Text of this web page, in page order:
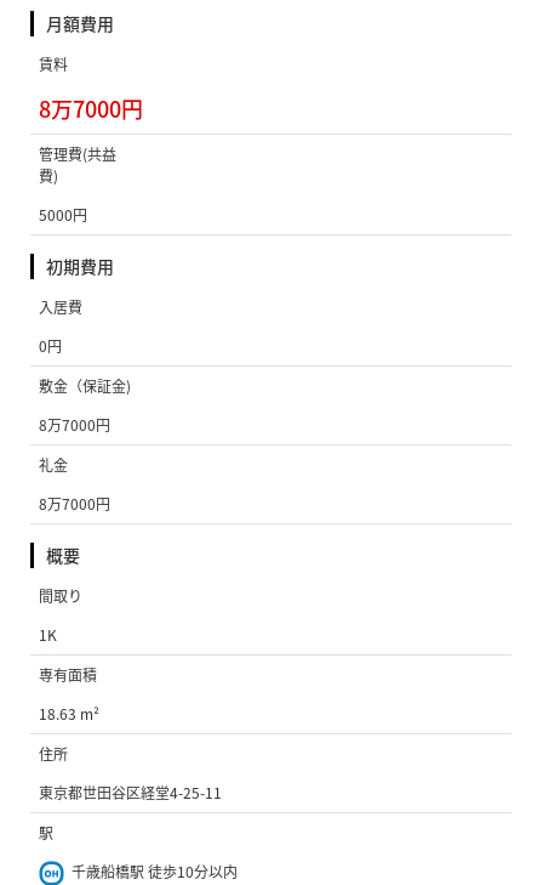
月額費用
賃料
8万7000円
管理費(共益
費)
5000円
初期費用
入居費
0円
敷金（保証金)
8万7000円
礼金
8万7000円
概要
間取り
1K
専有面積
18.63 m²
住所
東京都世田谷区経堂4-25-11
駅
千歳船橋駅 徒歩10分以内